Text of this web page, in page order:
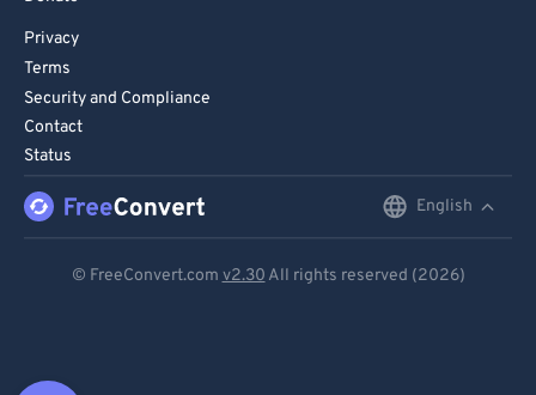
Privacy
Terms
Security and Compliance
Contact
Status
English
© FreeConvert.com v2.30 All rights reserved (2026)